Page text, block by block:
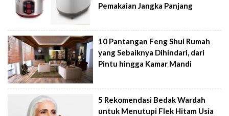
Pemakaian Jangka Panjang
10 Pantangan Feng Shui Rumah
yang Sebaiknya Dihindari, dari
Pintu hingga Kamar Mandi
5 Rekomendasi Bedak Wardah
untuk Menutupi Flek Hitam Usia